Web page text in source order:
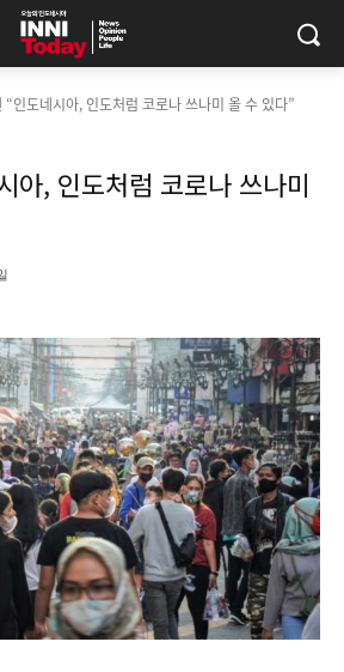
“인도네시아, 인도처럼 코로나 쓰나미 올 수 있다”
아, 인도처럼 코로나 쓰나미